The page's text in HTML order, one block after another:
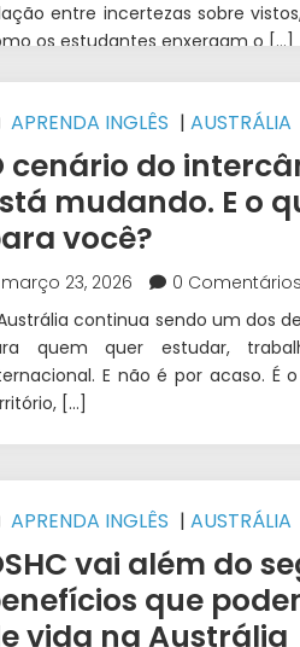
entre incertezas sobre
os estudantes enxergam o […]
APRENDA INGLÊS | AUSTRÁLIA
|ESTUDAR NA
| INTERCÂMBIO
cenário do
mudando. E o
você?
março 23, 2026
0 Comentários
continua sendo um dos
quem quer estudar,
E não é por acaso. É
[…]
APRENDA INGLÊS | AUSTRÁLIA
E TRABALHO
vai além do
que
vida na Austrália